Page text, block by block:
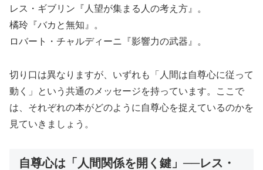
レス・ギブリン『人望が集まる人の考え方』。
橘玲『バカと無知』。
ロバート・チャルディーニ『影響力の武器』。
切り口は異なりますが、いずれも「人間は自尊心に従って
動く」という共通のメッセージを持っています。ここで
は、それぞれの本がどのように自尊心を捉えているのかを
見ていきましょう。
自尊心は「人間関係を開く鍵」──レス・